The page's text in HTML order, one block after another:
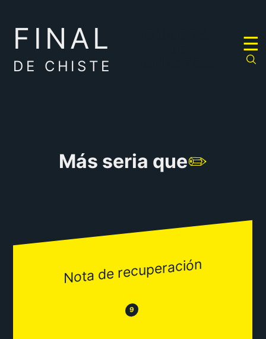
FINAL
DE CHISTE
☰
Más seria que✏️
Nota de recuperación
😒 9 😂